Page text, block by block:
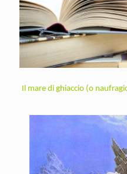
Il mare di ghiaccio (o